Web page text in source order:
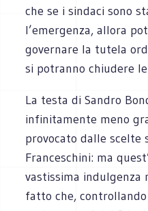
che se i sindaci sono
l’emergenza, allora
governare la tutela
si potranno chiudere
La testa di Sandro
infinitamente meno
provocato dalle scelte
Franceschini: ma
vastissima indulgenza
fatto che,